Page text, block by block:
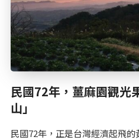
民國72年，薑麻園觀
山」
民國72年，正是台灣經濟起飛